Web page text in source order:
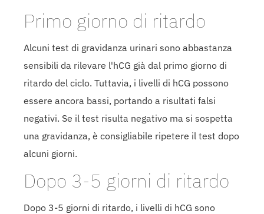
Primo giorno di ritardo
Alcuni test di gravidanza urinari sono abbastanza
sensibili da rilevare l'hCG già dal primo giorno di
ritardo del ciclo. Tuttavia, i livelli di hCG possono
essere ancora bassi, portando a risultati falsi
negativi. Se il test risulta negativo ma si sospetta
una gravidanza, è consigliabile ripetere il test dopo
alcuni giorni.
Dopo 3-5 giorni di ritardo
Dopo 3-5 giorni di ritardo, i livelli di hCG sono